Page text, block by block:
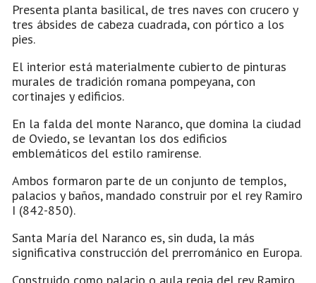
Presenta planta basilical, de tres naves con crucero y
tres ábsides de cabeza cuadrada, con pórtico a los
pies.
El interior está materialmente cubierto de pinturas
murales de tradición romana pompeyana, con
cortinajes y edificios.
En la falda del monte Naranco, que domina la ciudad
de Oviedo, se levantan los dos edificios
emblemáticos del estilo ramirense.
Ambos formaron parte de un conjunto de templos,
palacios y baños, mandado construir por el rey Ramiro
I (842-850).
Santa María del Naranco es, sin duda, la más
significativa construcción del prerrománico en Europa.
Construido como palacio o aula regia del rey Ramiro,